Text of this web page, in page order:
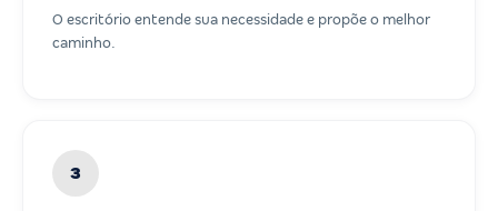
O escritório entende sua necessidade e propõe o melhor
caminho.
3